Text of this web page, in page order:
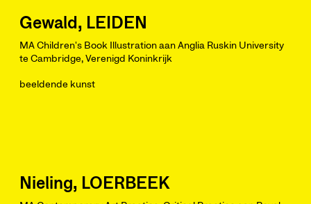
Gewald, LEIDEN
MA Children's Book Illustration aan Anglia Ruskin University
te Cambridge, Verenigd Koninkrijk
beeldende kunst
Nieling, LOERBEEK